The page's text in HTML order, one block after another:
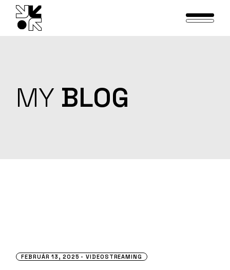
content
MY BLOG
FEBRUÁR 13, 2025 VIDEOSTREAMING